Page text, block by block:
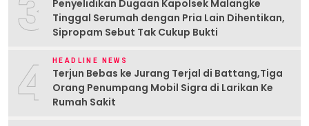
Penyelidikan Dugaan Kapolsek Malangke
Tinggal Serumah dengan Pria Lain Dihentikan,
Sipropam Sebut Tak Cukup Bukti
4 HEADLINE NEWS
Terjun Bebas ke Jurang Terjal di Battang,Tiga
Orang Penumpang Mobil Sigra di Larikan Ke
Rumah Sakit